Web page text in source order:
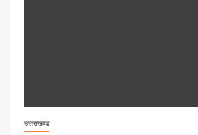
उत्तराखण्ड